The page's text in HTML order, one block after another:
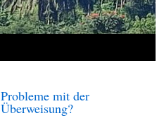
Probleme mit der
Überweisung?